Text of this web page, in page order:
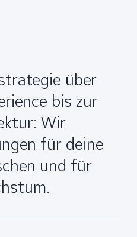
über
bis zur
Wir
für deine
und für